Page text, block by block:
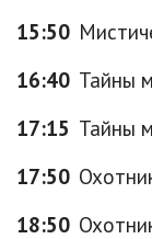
15:50
16:40 Тайны
17:15 Тайны
17:50
18:50